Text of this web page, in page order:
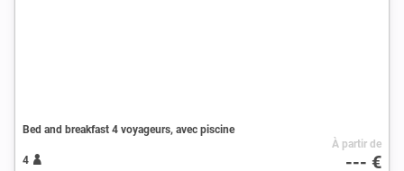
Bed and breakfast 4 voyageurs, avec piscine
4
À partir de
--- €